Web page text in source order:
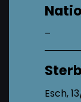
–
Esch,